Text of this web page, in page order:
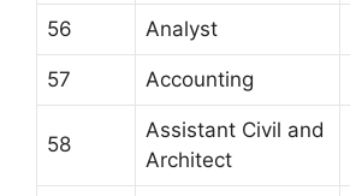
56 Analyst
57 Accounting
58
Assistant Civil and
Architect